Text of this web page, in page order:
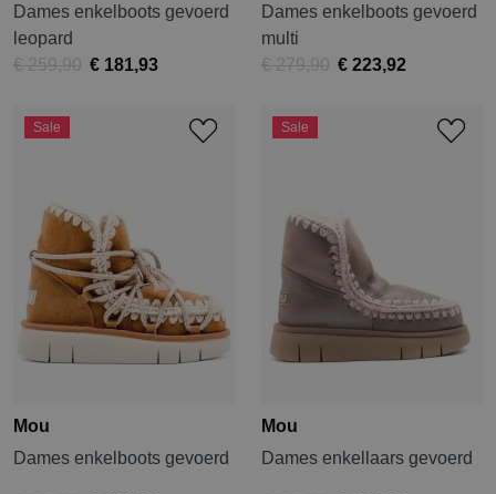
Dames enkelboots gevoerd
leopard
€ 259,90 € 181,93
Dames enkelboots gevoerd
multi
€ 279,90 € 223,92
Sale
Mou
Dames enkelboots gevoerd
Sale
Mou
Dames enkellaars gevoerd